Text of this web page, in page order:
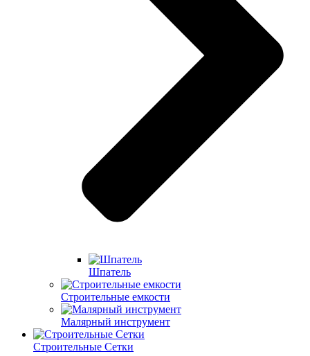
Шпатель
Строительные емкости
Малярный инструмент
Строительные Сетки